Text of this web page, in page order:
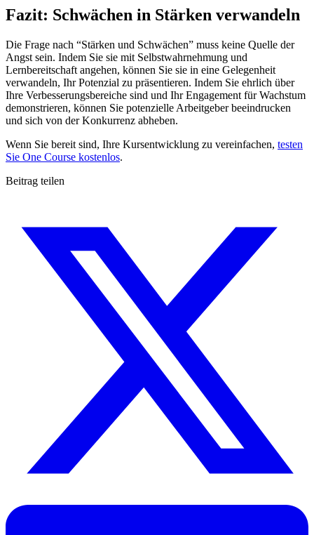
Fazit: Schwächen in Stärken verwandeln
Die Frage nach “Stärken und Schwächen” muss keine Quelle der
Angst sein. Indem Sie sie mit Selbstwahrnehmung und
Lernbereitschaft angehen, können Sie sie in eine Gelegenheit
verwandeln, Ihr Potenzial zu präsentieren. Indem Sie ehrlich über
Ihre Verbesserungsbereiche sind und Ihr Engagement für Wachstum
demonstrieren, können Sie potenzielle Arbeitgeber beeindrucken
und sich von der Konkurrenz abheben.
Wenn Sie bereit sind, Ihre Kursentwicklung zu vereinfachen, testen
Sie One Course kostenlos.
Beitrag teilen